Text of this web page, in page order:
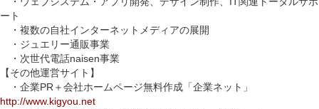
ート
・複数の自社インターネットメディアの展開
・ジュエリー通販事業
・次世代電話naisen事業
【その他運営サイト】
・企業PR＋会社ホームページ無料作成「企業ネット」
http://www.kigyou.net